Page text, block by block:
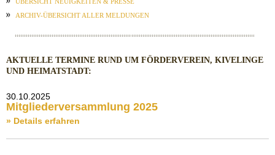
ARCHIV-ÜBERSICHT ALLER MELDUNGEN
AKTUELLE TERMINE RUND UM FÖRDERVEREIN, KIVELINGE
UND HEIMATSTADT:
30.10.2025
Mitgliederversammlung 2025
» Details erfahren